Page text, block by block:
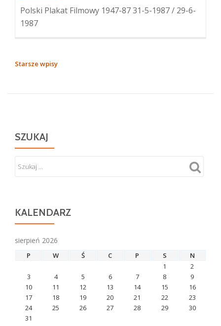
Polski Plakat Filmowy 1947-87 31-5-1987 / 29-6-
1987
NAWIGACJA
Starsze wpisy
SZUKAJ
KALENDARZ
sierpień 2026
P W Ś C P S
N
1
2
3
4 5 6 7 8
9
10
11 12 13 14 15
16
17
18 19 20 21 22
23
24
25 26 27 28 29
30
31